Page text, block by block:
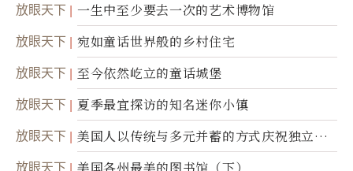
放眼天下 一生中至少要去一次的艺术博物馆
放眼天下 宛如童话世界般的乡村住宅
放眼天下 至今依然屹立的童话城堡
放眼天下 夏季最宜探访的知名迷你小镇
放眼天下
美国人以传统与多元并蓄的方式庆祝独立日2
50周年
放眼天下